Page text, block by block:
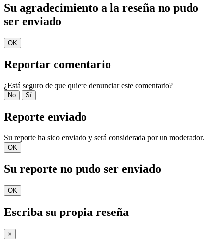
Su agradecimiento a la reseña no pudo
ser enviado
OK
Reportar comentario
¿Está seguro de que quiere denunciar este comentario?
No Sí
Reporte enviado
Su reporte ha sido enviado y será considerada por un moderador.
OK
Su reporte no pudo ser enviado
OK
Escriba su propia reseña
×